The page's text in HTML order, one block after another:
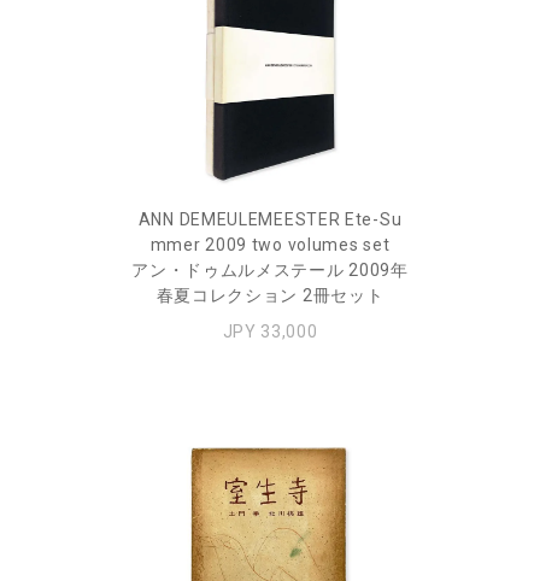
ANN DEMEULEMEESTER Ete-Su
mmer 2009 two volumes set
アン・ドゥムルメステール 2009年
春夏コレクション 2冊セット
JPY 33,000